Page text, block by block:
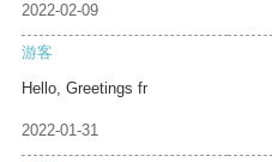
2022-02-09
游客
Hello, Greetings fr
2022-01-31